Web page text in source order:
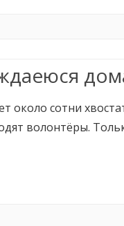
около сотни
волонтёры.